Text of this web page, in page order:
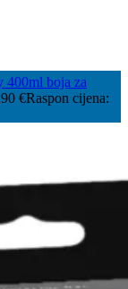
400ml boja za
€Raspon cijena: